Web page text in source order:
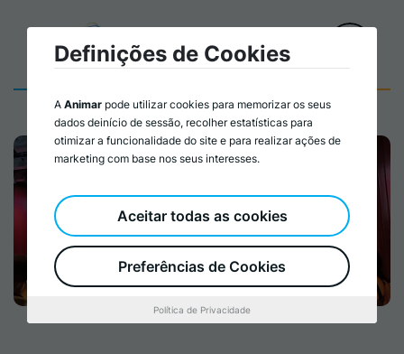
Definições de Cookies
A Animar pode utilizar cookies para memorizar os seus
dados deinício de sessão, recolher estatísticas para
otimizar a funcionalidade do site e para realizar ações de
marketing com base nos seus interesses.
Preferências de Cookies
Aceitar todas as cookies
Política de Privacidade